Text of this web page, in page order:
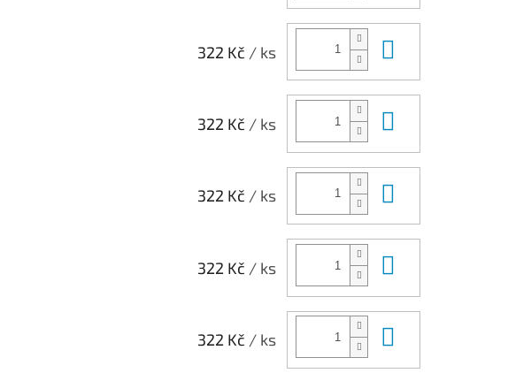
322 Kč / ks
322 Kč / ks
322 Kč / ks
322 Kč / ks
322 Kč / ks